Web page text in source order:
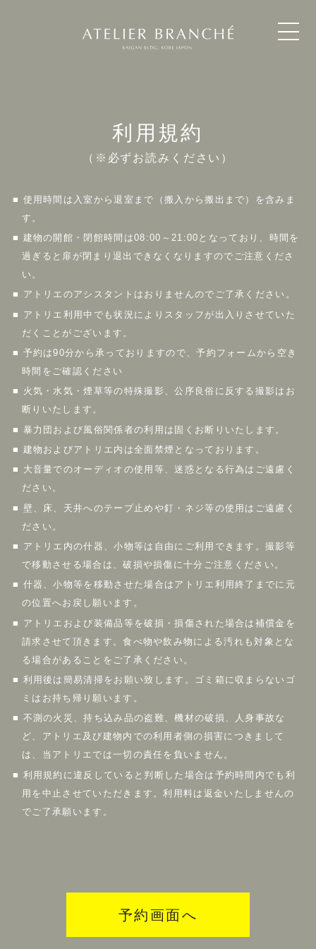
利用規約
（※必ずお読みください）
■ 使用時間は入室から退室まで（搬入から搬出まで）を含みま
す。
■ 建物の開館・閉館時間は08:00～21:00となっており、時間を
過ぎると扉が閉まり退出できなくなりますのでご注意くださ
い。
■ アトリエのアシスタントはおりませんのでご了承ください。
■ アトリエ利用中でも状況によりスタッフが出入りさせていた
だくことがございます。
■ 予約は90分から承っておりますので、予約フォームから空き
時間をご確認ください
■ 火気・水気・煙草等の特殊撮影、公序良俗に反する撮影はお
断りいたします。
■ 暴力団および風俗関係者の利用は固くお断りいたします。
■ 建物およびアトリエ内は全面禁煙となっております。
■ 大音量でのオーディオの使用等、迷惑となる行為はご遠慮く
ださい。
■ 壁、床、天井へのテープ止めや釘・ネジ等の使用はご遠慮く
ださい。
■ アトリエ内の什器、小物等は自由にご利用できます。撮影等
で移動させる場合は、破損や損傷に十分ご注意ください。
■ 什器、小物等を移動させた場合はアトリエ利用終了までに元
の位置へお戻し願います。
■ アトリエおよび装備品等を破損・損傷された場合は補償金を
請求させて頂きます。食べ物や飲み物による汚れも対象とな
る場合があることをご了承ください。
■ 利用後は簡易清掃をお願い致します。ゴミ箱に収まらないゴ
ミはお持ち帰り願います。
■ 不測の火災、持ち込み品の盗難、機材の破損、人身事故な
ど、アトリエ及び建物内での利用者側の損害につきまして
は、当アトリエでは一切の責任を負いません。
■ 利用規約に違反していると判断した場合は予約時間内でも利
用を中止させていただきます。利用料は返金いたしませんの
でご了承願います。
予約画面へ